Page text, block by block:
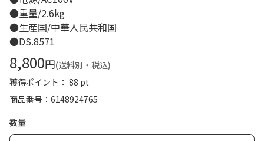
●重量/2.6kg
●生産国/中華人民共和国
●DS.8571
8,800円(送料別・税込)
獲得ポイント： 88 pt
商品番号
6148924765
数量